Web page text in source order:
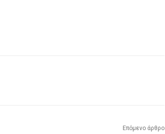
Επόμενο άρθρο